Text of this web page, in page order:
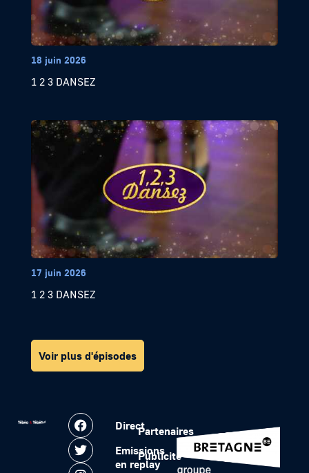
18 juin 2026
1 2 3 DANSEZ
17 juin 2026
1 2 3 DANSEZ
Voir plus d'épisodes
Direct
Emissions
en replay
Partenaires
Publicité